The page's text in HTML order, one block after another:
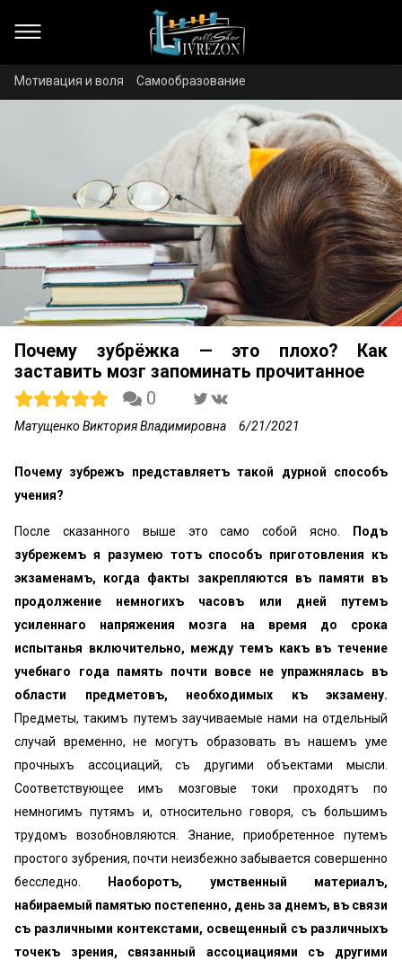
Мотивация и воля Самообразование
Почему зубрёжка — это плохо? Как
заставить мозг запоминать прочитанное
0
Матущенко Виктория Владимировна 6/21/2021
Почему зубрежъ представляетъ такой дурной способъ
учения?
После сказанного выше это само собой ясно.
Подъ
зубрежемъ я разумею тотъ способъ приготовления къ
экзаменамъ, когда факты закрепляются въ памяти въ
продолжениe немногихъ часовъ или дней путемъ
усиленнаго напряжения мозга на время до срока
испытанья включительно, между темъ какъ въ течение
учебнаго года память почти вовсе не упражнялась въ
области предметовъ, необходимых къ экзамену.
Предметы, такимъ путемъ заучиваемые нами на отдельный
случай временно, не могутъ образовать въ нашемъ уме
прочныхъ ассоциаций, съ другими объектами мысли.
Соответствующее имъ мозговые токи проходятъ по
немногимъ путямъ и, относительно говоря, съ большимъ
трудомъ возобновляются. Знание, приобретенное путемъ
простого зубрения, почти неизбежно забывается совершенно
бесследно.
Наоборотъ, умственный материалъ,
набираемый памятью постепенно, день за днемъ, въ связи
съ различными контекстами, освещенный съ различныхъ
точекъ зрения, связанный ассоциациями съ другими